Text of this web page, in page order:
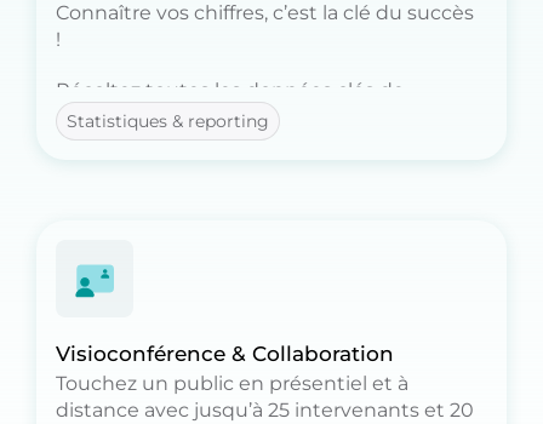
Connaître vos chiffres, c’est la clé du succès
!
Récoltez toutes les données clés de
l’engagement : réactions, questions, votes,
taux d’inscription, check-ins…
Et n’oubliez pas l’indicateur n°1 d’un
Statistiques & reporting
Visioconférence & Collaboration
Touchez un public en présentiel et à
distance avec jusqu’à 25 intervenants et 20